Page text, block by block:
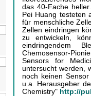
das 40-Fache
Pei Huang testeten
für menschliche
Zellen eindringen
zu entwickeln,
eindringendem
Chemosensor-
Sensors for
untersucht werden,
noch keinen
u.a. Herausgeber
Chemistry" http://